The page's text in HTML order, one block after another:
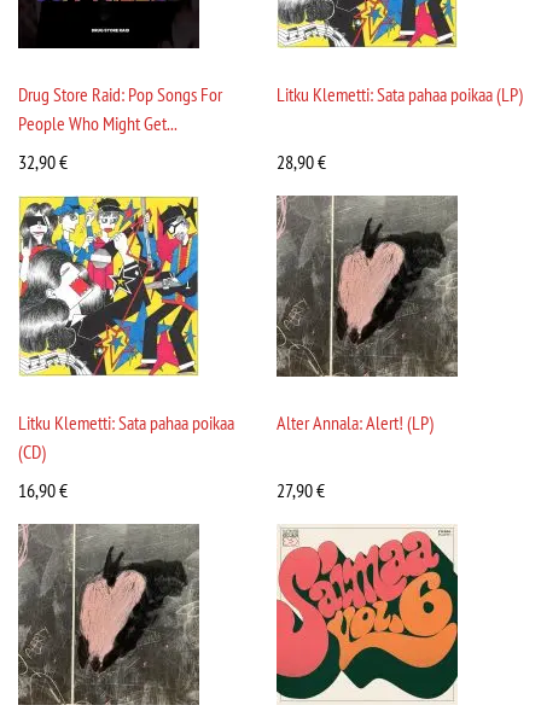
Drug Store Raid: Pop Songs For
People Who Might Get...
32,90€
Litku Klemetti: Sata pahaa poikaa (LP)
28,90€
Litku Klemetti: Sata pahaa poikaa
(CD)
16,90€
Alter Annala: Alert! (LP)
27,90€